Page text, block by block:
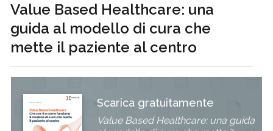
Value Based Healthcare: una
guida al modello di cura che
mette il paziente al centro
Scarica gratuitamente
Value Based Healthcare: una guida